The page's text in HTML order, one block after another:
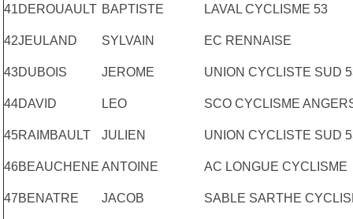
41DEROUAULT BAPTISTE LAVAL CYCLISME 53
42JEULAND SYLVAIN EC RENNAISE
43DUBOIS JEROME UNION CYCLISTE SUD
44DAVID LEO SCO CYCLISME
45RAIMBAULT JULIEN UNION CYCLISTE SUD
46BEAUCHENE ANTOINE AC LONGUE CYCLISME
47BENATRE JACOB SABLE SARTHE